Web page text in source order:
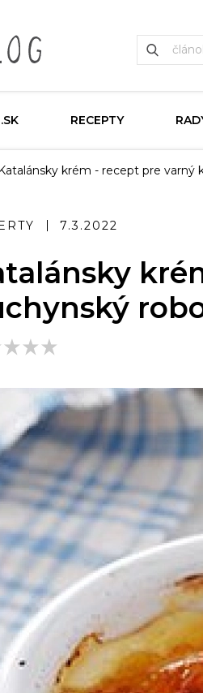
RECEPTY
krém - recept pre varný
7.3.2022